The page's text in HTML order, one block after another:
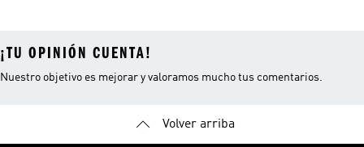
¡TU OPINIÓN CUENTA!
Nuestro objetivo es mejorar y valoramos mucho tus comentarios.
Volver arriba